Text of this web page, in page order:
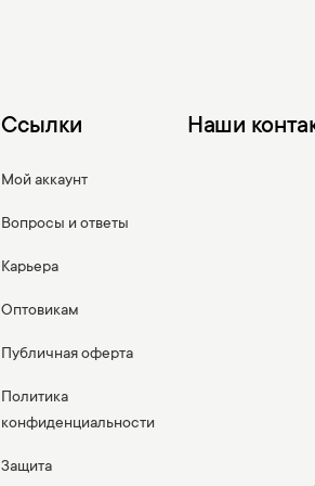
Ссылки
Мой аккаунт
Вопросы и ответы
Карьера
Оптовикам
Публичная оферта
Политика
конфиденциальности
Защита
Наши